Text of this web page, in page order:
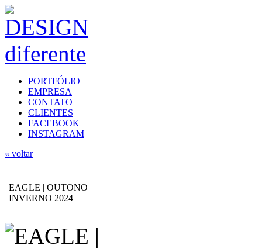
PORTFÓLIO
EMPRESA
CONTATO
CLIENTES
FACEBOOK
INSTAGRAM
« voltar
EAGLE | OUTONO
INVERNO 2024